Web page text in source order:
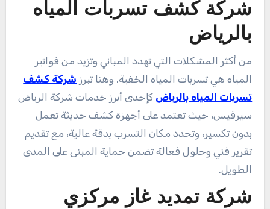
شركة كشف تسربات المياه
بالرياض
من أكثر المشكلات التي تهدد المباني وتزيد من فواتير
المياه هي تسربات المياه الخفية. وهنا تبرز شركة كشف
تسربات المياه بالرياض كإحدى أبرز خدمات شركة الرياض
سيرفيس، حيث تعتمد على أجهزة كشف حديثة تعمل
بدون تكسير، وتحدد مكان التسرب بدقة عالية، مع تقديم
تقرير فني وحلول فعالة تضمن حماية المبنى على المدى
الطويل.
شركة تمديد غاز مركزي